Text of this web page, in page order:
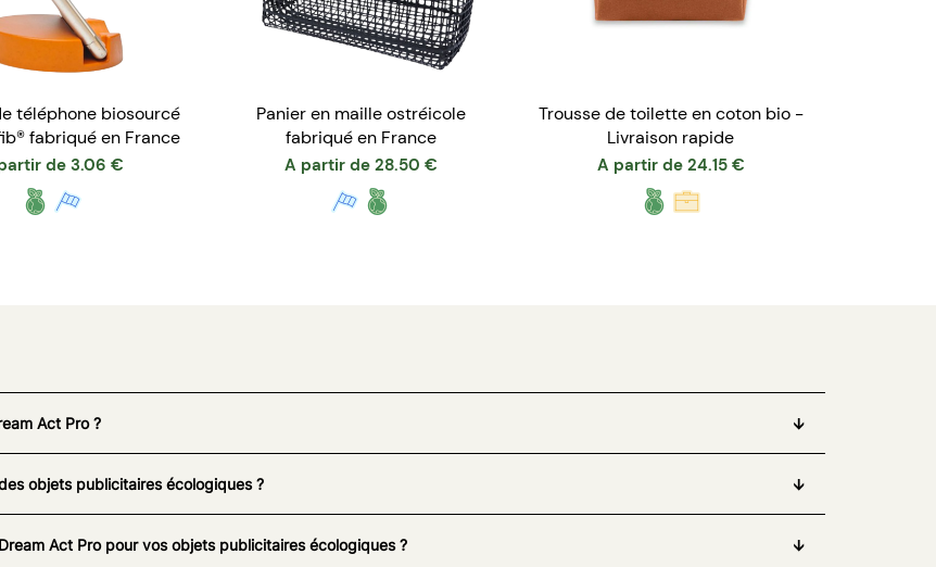
téléphone biosourcé
fabriqué en France
de 3.06 €
Panier en maille ostréicole
fabriqué en France
A partir de 28.50 €
Trousse de toilette en coton bio -
Livraison rapide
A partir de 24.15 €
Act Pro ?
objets publicitaires écologiques ?
Act Pro pour vos objets publicitaires écologiques ?